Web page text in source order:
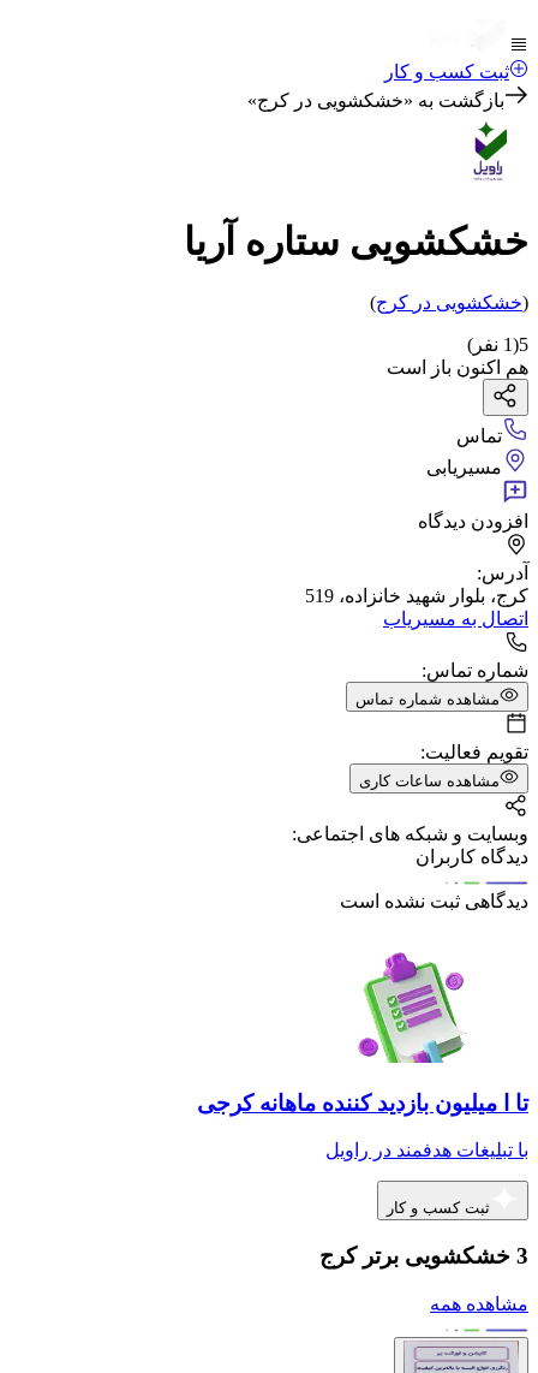
ثبت کسب و کار
بازگشت به «خشکشویی در کرج»
خشکشویی ستاره آریا
(خشکشویی در کرج)
5
(
1 نفر)
هم اکنون باز است
تماس
مسیریابی
افزودن دیدگاه
آدرس:
کرج، بلوار شهید خانزاده، 519
اتصال به مسیریاب
شماره تماس:
مشاهده شماره تماس
تقویم فعالیت:
مشاهده ساعات کاری
وبسایت و شبکه های اجتماعی:
دیدگاه کاربران
دیدگاهی ثبت نشده است
تا ا میلیون بازدید کننده ماهانه کرجی
با تبلیغات هدفمند در راویل
ثبت کسب و کار
3 خشکشویی برتر کرج
مشاهده همه